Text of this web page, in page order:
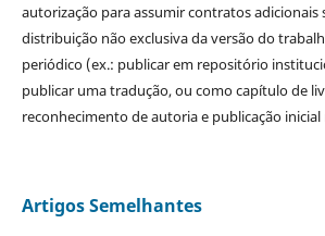
autorização para assumir contratos adicionais
distribuição não exclusiva da versão do
periódico (ex.: publicar em repositório
publicar uma tradução, ou como capítulo de
reconhecimento de autoria e publicação
Artigos Semelhantes